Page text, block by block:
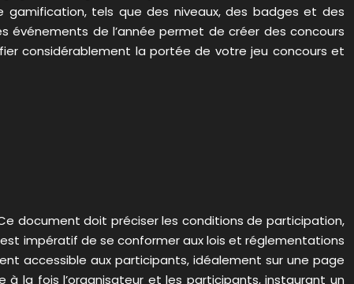
tels que des niveaux, des badges et des
événements de l’année permet de créer des concours
considérablement la portée de votre jeu concours et
document doit préciser les conditions de participation,
impératif de se conformer aux lois et réglementations
accessible aux participants, idéalement sur une page
la fois l’organisateur et les participants, instaurant un